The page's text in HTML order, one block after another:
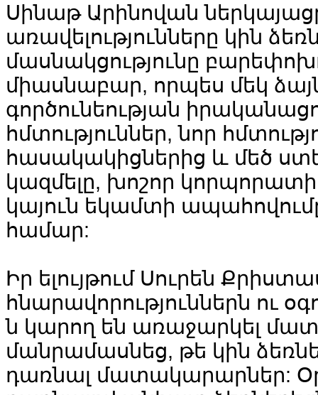
Սինաթ Արինովան
առավելությունները կին
մասնակցությունը
միասնաբար, որպես մեկ
գործունեության
հմտություններ, նոր
հասակակիցներից և մեծ
կազմելը, խոշոր
կայուն եկամտի
համար:
Իր ելույթում Սուրեն
հնարավորություններն ու
ն կարող են առաջարկել
մանրամասնեց, թե կին
դառնալ մատակարարներ: